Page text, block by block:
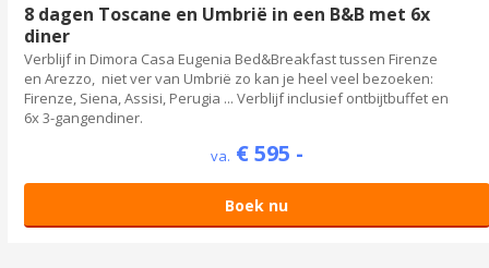
8 dagen Toscane en Umbrië in een B&B met 6x
diner
Verblijf in Dimora Casa Eugenia Bed&Breakfast tussen Firenze
en Arezzo, niet ver van Umbrië zo kan je heel veel bezoeken:
Firenze, Siena, Assisi, Perugia ... Verblijf inclusief ontbijtbuffet en
6x 3-gangendiner.
va. € 595 -
Boek nu